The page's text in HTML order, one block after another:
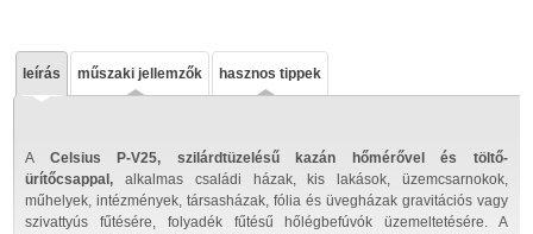
leírás műszaki jellemzők hasznos tippek
A Celsius P-V25, szilárdtüzelésű kazán
hőmérővel és töltő-
ürítőcsappal, alkalmas családi házak, kis lakások, üzemcsarnokok,
műhelyek, intézmények, társasházak, fólia és üvegházak gravitációs vagy
szivattyús fűtésére, folyadék fűtésű hőlégbefúvók üzemeltetésére. A